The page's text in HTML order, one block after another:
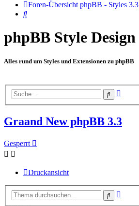
Foren-Übersicht phpBB - Styles 3.3
Suche
phpBB Style Design
Alles rund um Styles und Extensionen zu phpBB
Suche
Graand New phpBB 3.3
Gesperrt
Druckansicht
Suche